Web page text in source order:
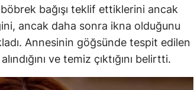
bağışı teklif ettiklerini ancak
ancak daha sonra ikna olduğunu
Annesinin göğsünde tespit edilen
ve temiz çıktığını belirtti.